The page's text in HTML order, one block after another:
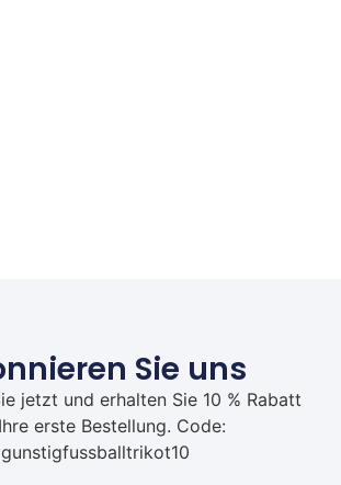
Sie uns
jetzt und erhalten Sie 10 % Rabatt
erste Bestellung. Code:
gunstigfussballtrikot10